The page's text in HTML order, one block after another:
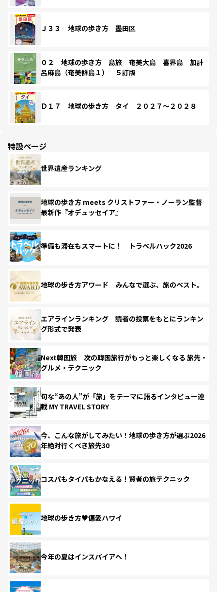
Ｊ３３ 地球の歩き方 墨田区
０２ 地球の歩き方 島旅 奄美大島 喜界島 加計
呂麻島（奄美群島１） ５訂版
Ｄ１７ 地球の歩き方 タイ ２０２７～２０２８
特設ページ
世界遺産ランキング
地球の歩き方 meets クリストファー・ノーラン監督
最新作『オデュッセイア』
準備も滞在もスマートに！ トラベルハック2026
地球の歩き方アワード みんなで選ぶ、旅のベスト。
エアラインランキング 読者の投票をもとにランキン
グ形式で発表
Next韓国旅 次の韓国旅行がもっと楽しくなる 旅先・
グルメ・テクニック
旬な“あの人”が「旅」をテーマに語るインタビュー連
載 MY TRAVEL STORY
今、こんな旅がしてみたい！地球の歩き方が選ぶ2026
年絶対行くべき旅先30
コスパもタイパもかなえる！賢者の旅テクニック
地球の歩き方♥偏愛ハワイ
今年の夏はインスパイアへ！